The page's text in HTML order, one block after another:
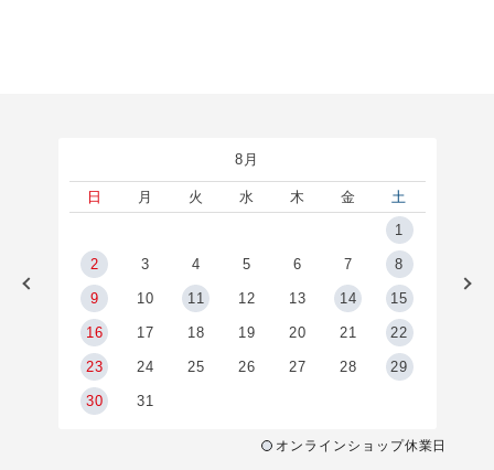
8月
日 月 火 水 木 金
土
1
2 3 4 5 6 7 8
9 10 11 12 13 14 15
16 17 18 19 20 21 22
23 24 25 26 27 28 29
30 31
オンラインショップ休業日